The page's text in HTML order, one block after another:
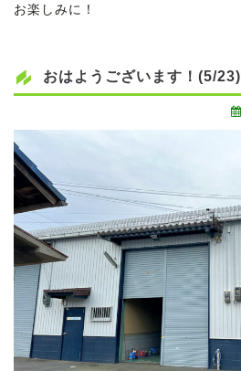
お楽しみに！
おはようございます！(5/23)